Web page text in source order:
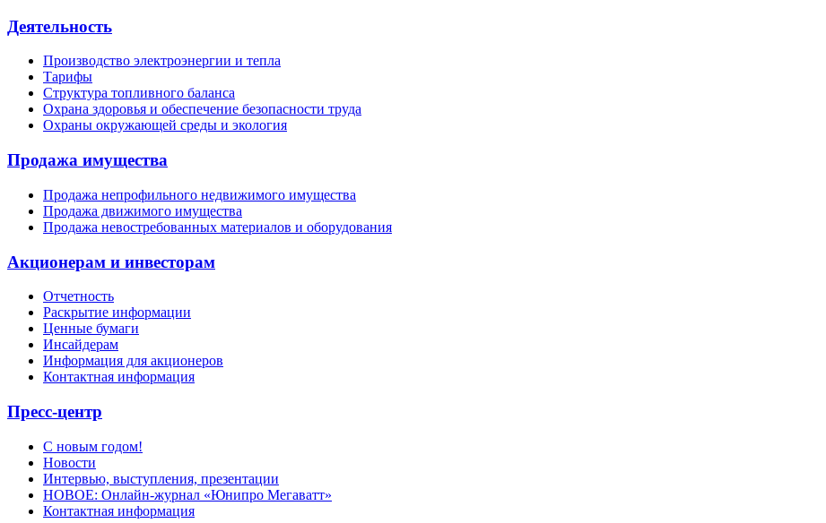
Деятельность
Производство электроэнергии и тепла
Тарифы
Структура топливного баланса
Охрана здоровья и обеспечение безопасности труда
Охраны окружающей среды и экология
Продажа имущества
Продажа непрофильного недвижимого имущества
Продажа движимого имущества
Продажа невостребованных материалов и оборудования
Акционерам и инвесторам
Отчетность
Раскрытие информации
Ценные бумаги
Инсайдерам
Информация для акционеров
Контактная информация
Пресс-центр
С новым годом!
Новости
Интервью, выступления, презентации
НОВОЕ: Онлайн-журнал «Юнипро Мегаватт»
Контактная информация